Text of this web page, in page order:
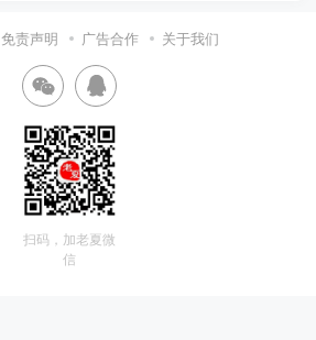
免责声明 广告合作 关于我们
扫码，加老夏微
信